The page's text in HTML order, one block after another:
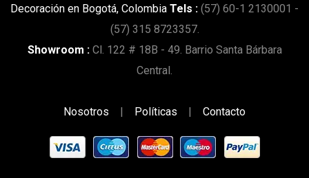
Decoración en Bogotá, Colombia Tels : (57) 60-1 2130001 -
(57) 315 8723357.
Showroom :Cl. 122 # 18B - 49. Barrio Santa Bárbara
Central.
Nosotros | Políticas | Contacto